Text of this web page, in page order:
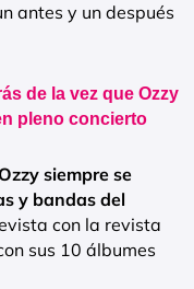
antes y un después
de la vez que Ozzy
pleno concierto
siempre se
y bandas del
con la revista
sus 10 álbumes